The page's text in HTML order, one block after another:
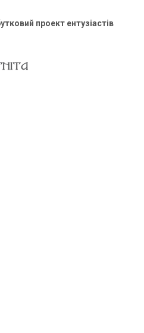
проект ентузіастів